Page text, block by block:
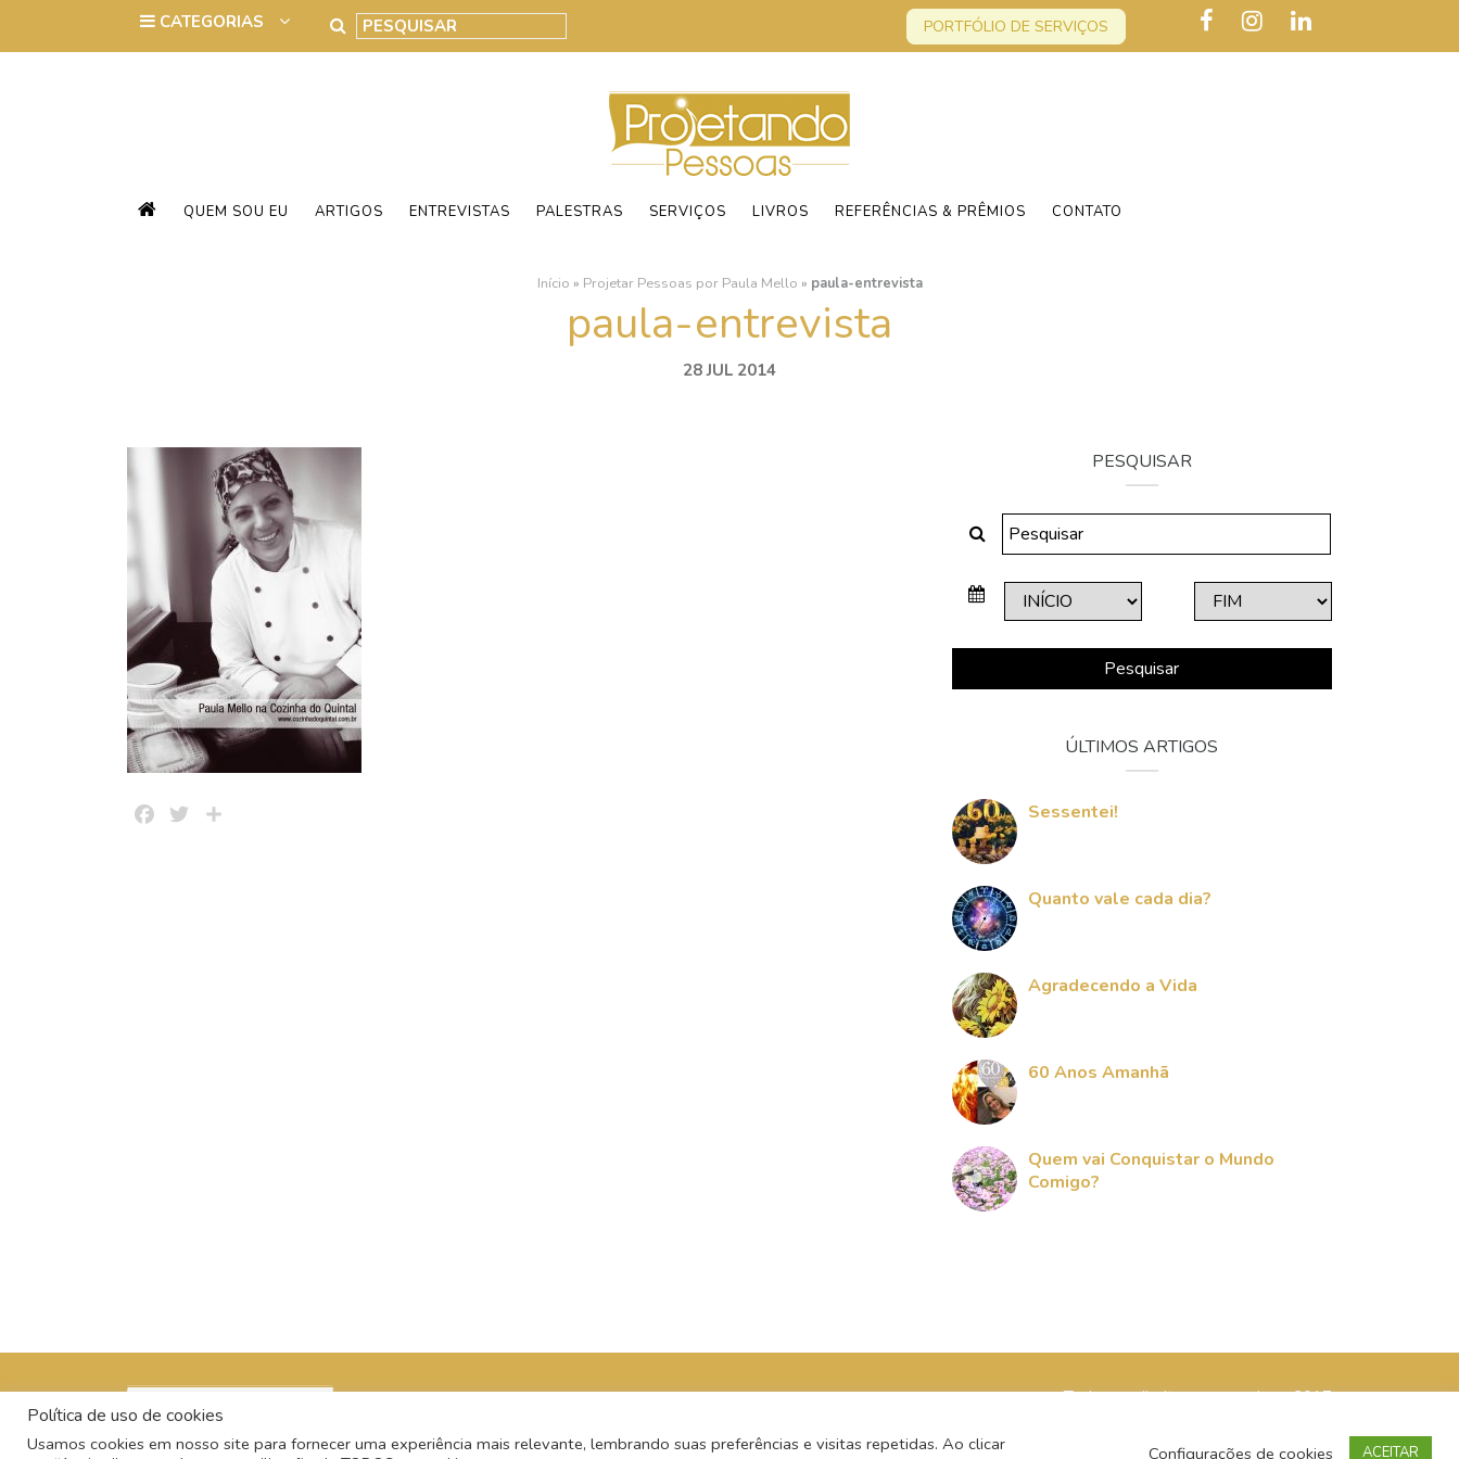
PORTFÓLIO DE SERVIÇOS
QUEM SOU EU ARTIGOS ENTREVISTAS PALESTRAS SERVIÇOS LIVROS REFERÊNCIAS & PRÊMIOS CONTATO
Início » Projetar Pessoas por Paula Mello » paula-entrevista
paula-entrevista
28 JUL 2014
FacebookTwitter
PESQUISAR
Pesquisar
ÚLTIMOS ARTIGOS
Sessentei!
Quanto vale cada dia?
Agradecendo a Vida
60 Anos Amanhã
Quem vai Conquistar o Mundo
Comigo?
Todos os direitos reservados - 2017
Política de uso de cookies
Usamos cookies em nosso site para fornecer uma experiência mais relevante, lembrando suas preferências e visitas repetidas. Ao clicar
Configurações de cookies ACEITAR